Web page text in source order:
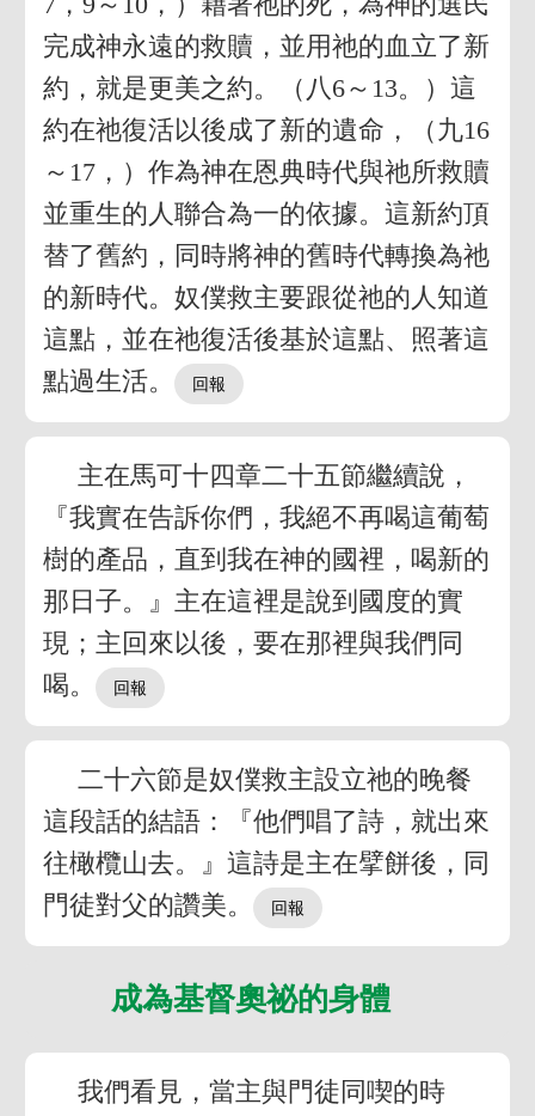
完成神永遠的救贖，並用祂的血立了新
約，就是更美之約。（八6～13。）這
約在祂復活以後成了新的遺命，（九16
～17，）作為神在恩典時代與祂所救贖
並重生的人聯合為一的依據。這新約頂
替了舊約，同時將神的舊時代轉換為祂
的新時代。奴僕救主要跟從祂的人知道
這點，並在祂復活後基於這點、照著這
點過生活。
主在馬可十四章二十五節繼續說，
『我實在告訴你們，我絕不再喝這葡萄
樹的產品，直到我在神的國裡，喝新的
那日子。』主在這裡是說到國度的實
現；主回來以後，要在那裡與我們同
喝。
二十六節是奴僕救主設立祂的晚餐
這段話的結語：『他們唱了詩，就出來
往橄欖山去。』這詩是主在擘餅後，同
門徒對父的讚美。
成為基督奧祕的身體
我們看見，當主與門徒同喫的時